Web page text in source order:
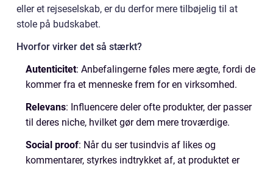
eller et rejseselskab, er du derfor mere tilbøjelig til at
stole på budskabet.
Hvorfor virker det så stærkt?
Autenticitet: Anbefalingerne føles mere ægte, fordi de
kommer fra et menneske frem for en virksomhed.
Relevans: Influencere deler ofte produkter, der passer
til deres niche, hvilket gør dem mere troværdige.
Social proof: Når du ser tusindvis af likes og
kommentarer, styrkes indtrykket af, at produktet er